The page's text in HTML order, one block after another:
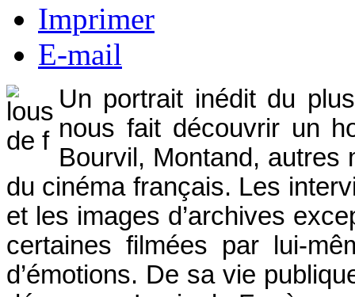
Imprimer
E-mail
Un portrait inédit du
nous fait découvrir un
Bourvil, Montand, autres
du cinéma français. Les
et les images d’archives
certaines filmées par lui-
d’émotions. De sa vie